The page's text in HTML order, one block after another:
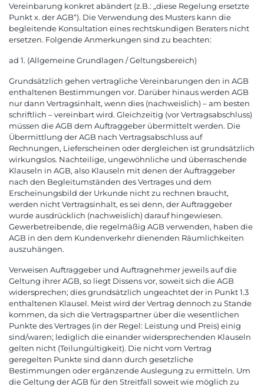
Vereinbarung konkret abändert (z.B.: „diese Regelung ersetzte
Punkt x. der AGB“). Die Verwendung des Musters kann die
begleitende Konsultation eines rechtskundigen Beraters nicht
ersetzen. Folgende Anmerkungen sind zu beachten:
ad 1. (Allgemeine Grundlagen / Geltungsbereich)
Grundsätzlich gehen vertragliche Vereinbarungen den in AGB
enthaltenen Bestimmungen vor. Darüber hinaus werden AGB
nur dann Vertragsinhalt, wenn dies (nachweislich) – am besten
schriftlich – vereinbart wird. Gleichzeitig (vor Vertragsabschluss)
müssen die AGB dem Auftraggeber übermittelt werden. Die
Übermittlung der AGB nach Vertragsabschluss auf
Rechnungen, Lieferscheinen oder dergleichen ist grundsätzlich
wirkungslos. Nachteilige, ungewöhnliche und überraschende
Klauseln in AGB, also Klauseln mit denen der Auftraggeber
nach den Begleitumständen des Vertrages und dem
Erscheinungsbild der Urkunde nicht zu rechnen braucht,
werden nicht Vertragsinhalt, es sei denn, der Auftraggeber
wurde ausdrücklich (nachweislich) darauf hingewiesen.
Gewerbetreibende, die regelmäßig AGB verwenden, haben die
AGB in den dem Kundenverkehr dienenden Räumlichkeiten
auszuhängen.
Verweisen Auftraggeber und Auftragnehmer jeweils auf die
Geltung ihrer AGB, so liegt Dissens vor, soweit sich die AGB
widersprechen; dies grundsätzlich ungeachtet der in Punkt 1.3
enthaltenen Klausel. Meist wird der Vertrag dennoch zu Stande
kommen, da sich die Vertragspartner über die wesentlichen
Punkte des Vertrages (in der Regel: Leistung und Preis) einig
sind/waren; lediglich die einander widersprechenden Klauseln
gelten nicht (Teilungültigkeit). Die nicht vom Vertrag
geregelten Punkte sind dann durch gesetzliche
Bestimmungen oder ergänzende Auslegung zu ermitteln. Um
die Geltung der AGB für den Streitfall soweit wie möglich zu